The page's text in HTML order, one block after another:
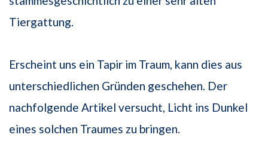
Tiergattung.
Erscheint uns ein Tapir im Traum, kann dies aus
unterschiedlichen Gründen geschehen. Der
nachfolgende Artikel versucht, Licht ins Dunkel
eines solchen Traumes zu bringen.